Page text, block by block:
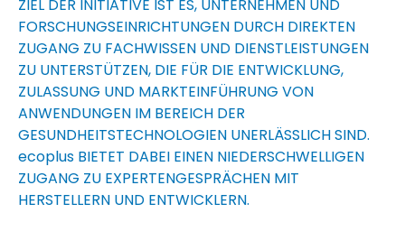
ZIEL DER INITIATIVE IST ES, UNTERNEHMEN UND
FORSCHUNGSEINRICHTUNGEN DURCH DIREKTEN
ZUGANG ZU FACHWISSEN UND DIENSTLEISTUNGEN
ZU UNTERSTÜTZEN, DIE FÜR DIE ENTWICKLUNG,
ZULASSUNG UND MARKTEINFÜHRUNG VON
ANWENDUNGEN IM BEREICH DER
GESUNDHEITSTECHNOLOGIEN UNERLÄSSLICH SIND.
ecoplus BIETET DABEI EINEN NIEDERSCHWELLIGEN
ZUGANG ZU EXPERTENGESPRÄCHEN MIT
HERSTELLERN UND ENTWICKLERN.